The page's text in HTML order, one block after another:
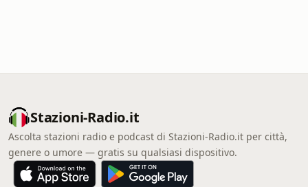
Stazioni-Radio.it
Ascolta stazioni radio e podcast di Stazioni-Radio.it per città,
genere o umore — gratis su qualsiasi dispositivo.